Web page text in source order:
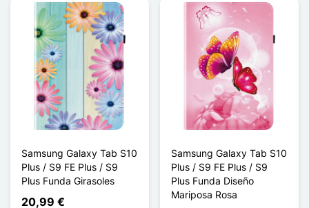
Samsung Galaxy Tab S10
Plus / S9 FE Plus / S9
Plus Funda Girasoles
20,99 €
Samsung Galaxy Tab S10
Plus / S9 FE Plus / S9
Plus Funda Diseño
Mariposa Rosa